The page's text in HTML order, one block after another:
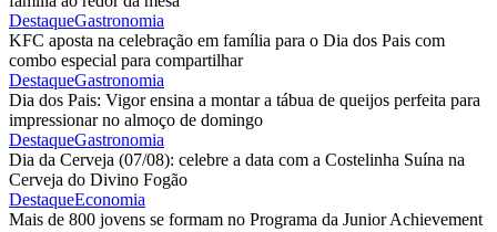
DestaqueGastronomia
KFC aposta na celebração em família para o Dia dos Pais com
combo especial para compartilhar
DestaqueGastronomia
Dia dos Pais: Vigor ensina a montar a tábua de queijos perfeita para
impressionar no almoço de domingo
DestaqueGastronomia
Dia da Cerveja (07/08): celebre a data com a Costelinha Suína na
Cerveja do Divino Fogão
DestaqueEconomia
Mais de 800 jovens se formam no Programa da Junior Achievement